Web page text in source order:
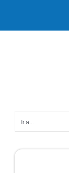
Ir a...